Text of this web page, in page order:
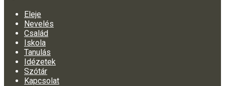
Eleje
Nevelés
Család
Iskola
Tanulás
Idézetek
Szótár
Kapcsolat